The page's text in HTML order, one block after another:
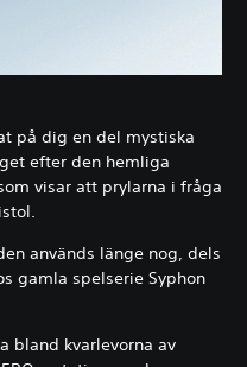
på dig en del mystiska
efter den hemliga
visar att prylarna i fråga
används länge nog, dels
gamla spelserie Syphon
bland kvarlevorna av